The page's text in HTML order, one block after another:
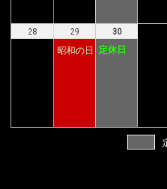
28
29
昭和の日
30
定休日